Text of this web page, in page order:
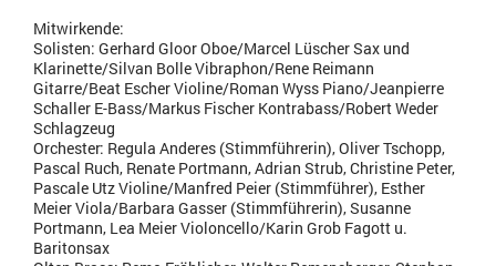
Mitwirkende:
Solisten: Gerhard Gloor Oboe/Marcel Lüscher Sax und
Klarinette/Silvan Bolle Vibraphon/Rene Reimann
Gitarre/Beat Escher Violine/Roman Wyss Piano/Jeanpierre
Schaller E-Bass/Markus Fischer Kontrabass/Robert Weder
Schlagzeug
Orchester: Regula Anderes (Stimmführerin), Oliver Tschopp,
Pascal Ruch, Renate Portmann, Adrian Strub, Christine Peter,
Pascale Utz Violine/Manfred Peier (Stimmführer), Esther
Meier Viola/Barbara Gasser (Stimmführerin), Susanne
Portmann, Lea Meier Violoncello/Karin Grob Fagott u.
Baritonsax